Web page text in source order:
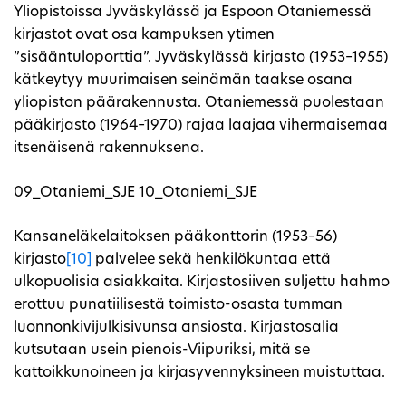
Yliopistoissa Jyväskylässä ja Espoon Otaniemessä
kirjastot ovat osa kampuksen ytimen
”sisääntuloporttia”. Jyväskylässä kirjasto (1953–1955)
kätkeytyy muurimaisen seinämän taakse osana
yliopiston päärakennusta. Otaniemessä puolestaan
pääkirjasto (1964–1970) rajaa laajaa vihermaisemaa
itsenäisenä rakennuksena.
09_Otaniemi_SJE 10_Otaniemi_SJE
Kansaneläkelaitoksen pääkonttorin (1953–56)
kirjasto [10]
palvelee sekä henkilökuntaa että
ulkopuolisia asiakkaita. Kirjastosiiven suljettu hahmo
erottuu punatiilisestä toimisto-osasta tumman
luonnonkivijulkisivunsa ansiosta. Kirjastosalia
kutsutaan usein pienois-Viipuriksi, mitä se
kattoikkunoineen ja kirjasyvennyksineen muistuttaa.